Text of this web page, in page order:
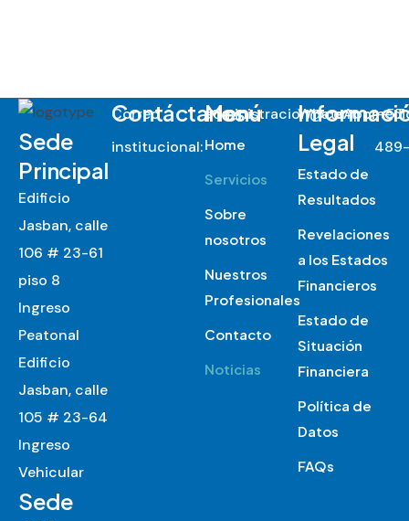
Sede
Principal
Edificio
Jasban, calle
106 # 23-61
piso 8
Ingreso
Peatonal
Edificio
Jasban, calle
105 # 23-64
Ingreso
Vehicular
Sede
Contáctanos
Correo
institucional:
WhatsApp:
Menú
Home
Servicios
Sobre
nosotros
Nuestros
Profesionales
Contacto
Noticias
Legal
Estado de
Resultados
Revelaciones
a los Estados
Financieros
Estado de
Situación
Financiera
Política de
Datos
FAQs